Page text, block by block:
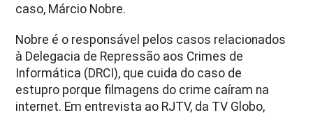
caso, Márcio Nobre.
Nobre é o responsável pelos casos relacionados
à Delegacia de Repressão aos Crimes de
Informática (DRCI), que cuida do caso de
estupro porque filmagens do crime caíram na
internet. Em entrevista ao RJTV, da TV Globo,